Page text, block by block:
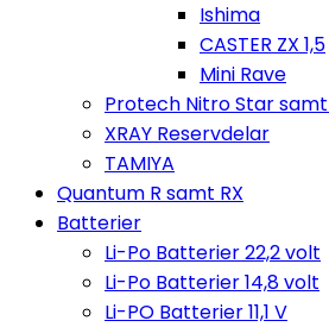
Ishima
CASTER ZX 1,5
Mini Rave
Protech Nitro Star
XRAY Reservdelar
TAMIYA
Quantum R samt RX
Batterier
Li-Po Batterier 22,2 volt
Li-Po Batterier 14,8 volt
Li-PO Batterier 11,1 V